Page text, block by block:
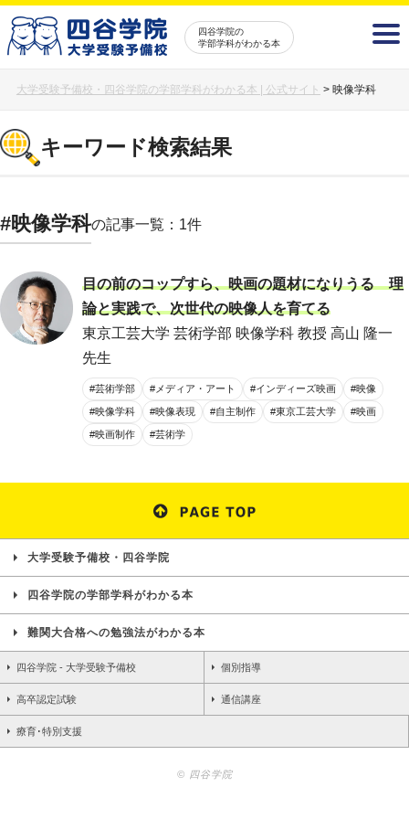
四谷学院の
学部学科がわかる本
大学受験予備校・四谷学院の学部学科がわかる本 | 公式サイト > 映像学科
キーワード検索結果
#映像学科の記事一覧：1件
目の前のコップすら、映画の題材になりうる 理
論と実践で、次世代の映像人を育てる
東京工芸大学 芸術学部 映像学科 教授 高山 隆一
先生
#芸術学部 #メディア・アート #インディーズ映画 #映像
#映像学科 #映像表現 #自主制作 #東京工芸大学 #映画
#映画制作 #芸術学
大学受験予備校・四谷学院
四谷学院の学部学科がわかる本
難関大合格への勉強法がわかる本
四谷学院 - 大学受験予備校 個別指導
高卒認定試験 通信講座
療育･特別支援
© 四谷学院